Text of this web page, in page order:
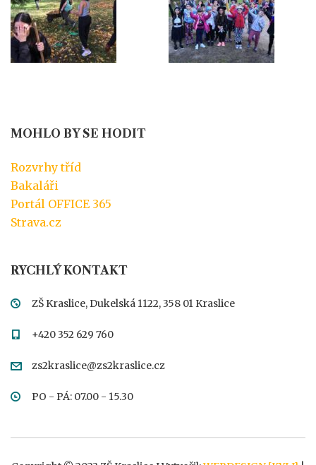
MOHLO BY SE HODIT
Rozvrhy tříd
Bakaláři
Portál OFFICE 365
Strava.cz
RYCHLÝ KONTAKT
ZŠ Kraslice, Dukelská 1122, 358 01 Kraslice
+420 352 629 760
zs2kraslice@zs2kraslice.cz
PO - PÁ: 07.00 - 15.30